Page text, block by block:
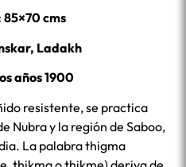
cms
Ladakh
años 1900
resistente, se practica
Nubra y la región de Saboo,
La palabra thigma